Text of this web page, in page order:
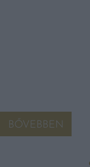
BŐVEBBEN